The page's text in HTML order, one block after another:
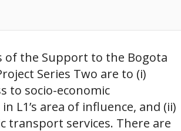
of the Support to the Bogota
Series Two are to (i)
to socio-economic
L1’s area of influence, and (ii)
transport services. There are